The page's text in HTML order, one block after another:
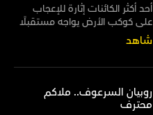
أحد أكثر الكائنات إثارة للإعجاب
على كوكب الأرض يواجه مستقبلًا
قاتمًا من صنيع البشر
شاهد
روبيان السرعوف.. ملاكم
محترف